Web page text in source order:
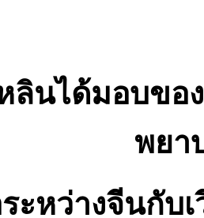
นได้มอบขอ
พยา
ะหว่างจีนกับ